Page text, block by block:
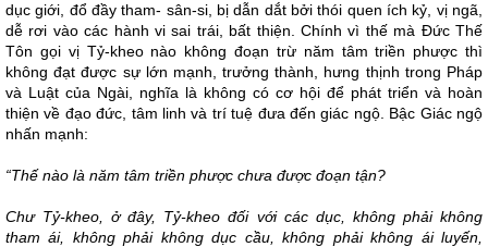
dục giới, đổ đầy tham- sân-si, bị dẫn dắt bởi thói quen ích kỷ, vị ngã,
dễ rơi vào các hành vi sai trái, bất thiện. Chính vì thế mà Đức Thế
Tôn gọi vị Tỷ-kheo nào không đoạn trừ năm tâm triền phược thì
không đạt được sự lớn mạnh, trưởng thành, hưng thịnh trong Pháp
và Luật của Ngài, nghĩa là không có cơ hội để phát triển và hoàn
thiện về đạo đức, tâm linh và trí tuệ đưa đến giác ngộ. Bậc Giác ngộ
nhấn mạnh:
“Thế nào là năm tâm triền phược chưa được đoạn tận?
Chư Tỷ-kheo, ở đây, Tỷ-kheo đối với các dục, không phải không
tham ái, không phải không dục cầu, không phải không ái luyến,